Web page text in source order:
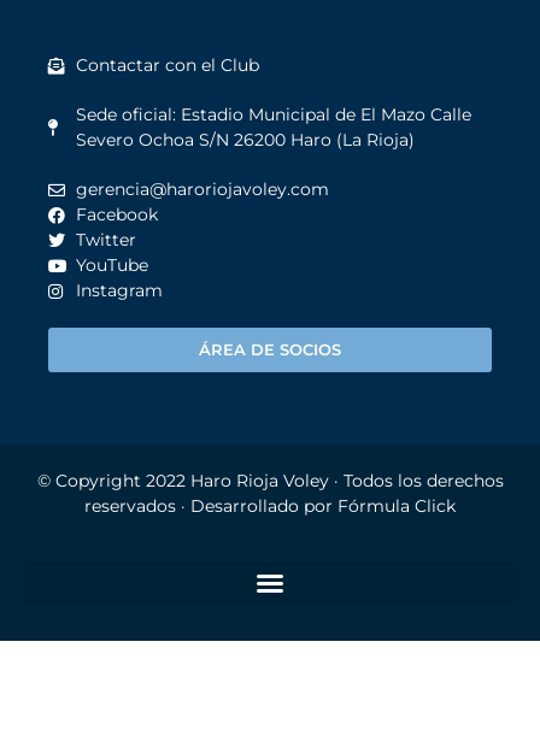
Contactar con el Club
Sede oficial: Estadio Municipal de El Mazo Calle
Severo Ochoa S/N 26200 Haro (La Rioja)
gerencia@haroriojavoley.com
Facebook
Twitter
YouTube
Instagram
ÁREA DE SOCIOS
© Copyright 2022 Haro Rioja Voley· Todos los derechos
reservados · Desarrollado por Fórmula Click